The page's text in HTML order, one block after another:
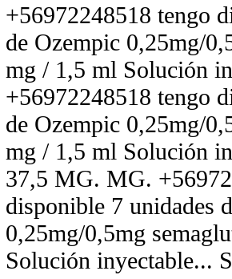
+56972248518 tengo
de Ozempic 0,25mg/
mg / 1,5 ml Solución
+56972248518 tengo
de Ozempic 0,25mg/
mg / 1,5 ml Solución
37,5 MG. MG.
disponible 7 unidades
0,25mg/0,5mg
Solución inyectable...